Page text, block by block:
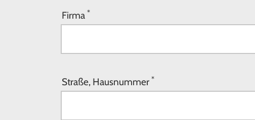
Firma*
Straße, Hausnummer*